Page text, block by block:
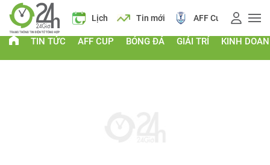
Giá vàng Lịch Tin mới AFF Cup Điểm chuẩn
TIN TỨC AFF CUP BÓNG ĐÁ GIẢI TRÍ KINH